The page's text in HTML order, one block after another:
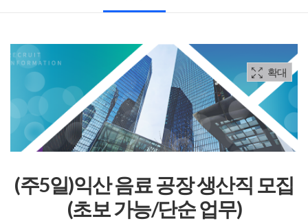
확대
(주5일)익산 음료 공장 생산직 모집
(초보 가능/단순 업무)